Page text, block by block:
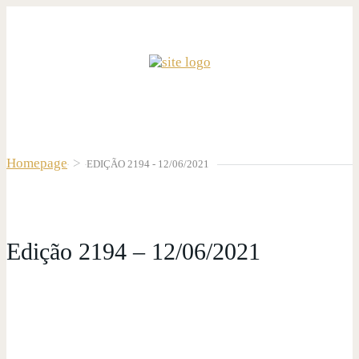
Homepage > EDIÇÃO 2194 - 12/06/2021
Edição 2194 – 12/06/2021